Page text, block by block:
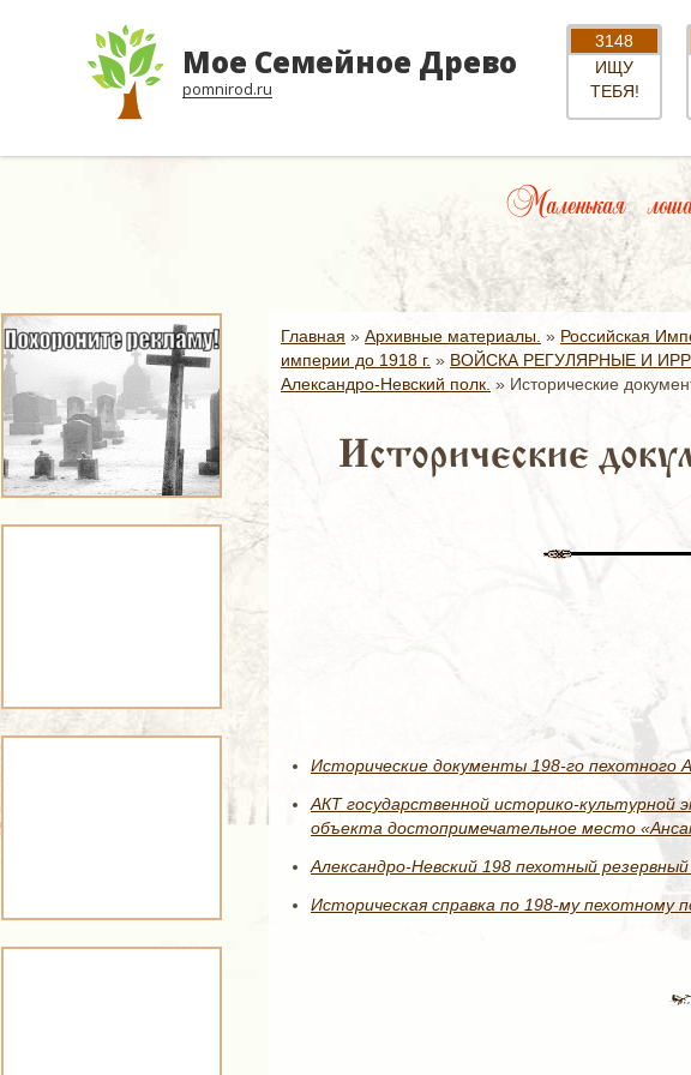
Мое Семейное Древо
pomnirod.ru
3148
ИЩУ
ТЕБЯ!
Маленькая
Главная » Архивные материалы. » Российская
империи до 1918 г. » ВОЙСКА РЕГУЛЯРНЫЕ И
Александро-Невский полк. » Исторические
Исторические
Исторические документы 198-го пехотного
АКТ государственной историко-
объекта достопримечательное место
Александро-Невский 198 пехотный резервный
Историческая справка по 198-му пехотному